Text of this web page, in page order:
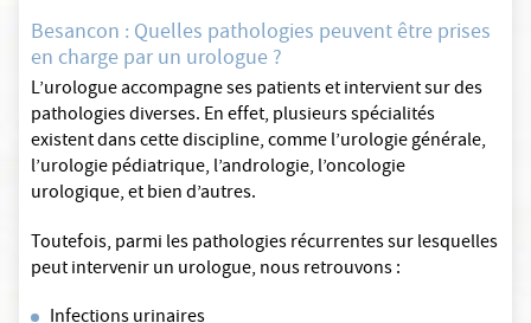
Besancon : Quelles pathologies peuvent être prises
en charge par un urologue ?
L’urologue accompagne ses patients et intervient sur des
pathologies diverses. En effet, plusieurs spécialités
existent dans cette discipline, comme l’urologie générale,
l’urologie pédiatrique, l’andrologie, l’oncologie
urologique, et bien d’autres.
Toutefois, parmi les pathologies récurrentes sur lesquelles
peut intervenir un urologue, nous retrouvons :